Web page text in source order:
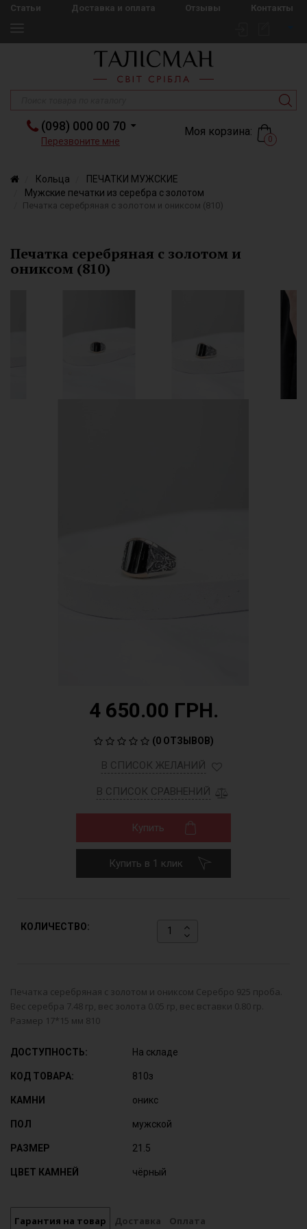
Статьи Доставка и оплата Отзывы Контакты
(098) 000 00 70
Перезвоните мне
Моя корзина:
0
Кольца
ПЕЧАТКИ МУЖСКИЕ
Мужские печатки из серебра с золотом
Печатка серебряная с золотом и ониксом (810)
Печатка серебряная с золотом и
ониксом (810)
4 650.00 ГРН.
(0 ОТЗЫВОВ)
В СПИСОК ЖЕЛАНИЙ
В СПИСОК СРАВНЕНИЙ
Купить
Купить в 1 клик
КОЛИЧЕСТВО:
Печатка серебряная с золотом и ониксом Серебро 925 проба.
Вес серебра 7.48 гр, вес золота 0.05 гр, вес вставки 0.80 гр.
Размер 17*15 мм 810
ДОСТУПНОСТЬ: На складе
КОД ТОВАРА: 810з
КАМНИ оникс
ПОЛ мужской
РАЗМЕР 21.5
ЦВЕТ КАМНЕЙ чёрный
Гарантия на товар Доставка Оплата